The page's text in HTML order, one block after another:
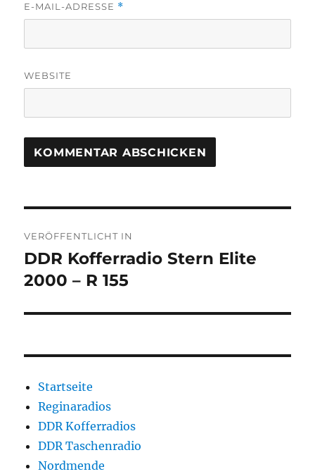
E-MAIL-ADRESSE *
WEBSITE
VERÖFFENTLICHT IN
DDR Kofferradio Stern Elite
2000 – R 155
Startseite
Reginaradios
DDR Kofferradios
DDR Taschenradio
Nordmende